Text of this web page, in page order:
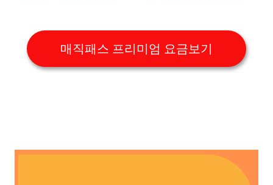
매직패스 프리미엄 요금보기